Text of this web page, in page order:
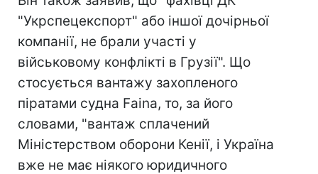
"Укрспецекспорт" або іншої дочірньої
компанії, не брали участі у
військовому конфлікті в Грузії". Що
стосується вантажу захопленого
піратами судна Faina, то, за його
словами, "вантаж сплачений
Міністерством оборони Кенії, і Україна
вже не має ніякого юридичного